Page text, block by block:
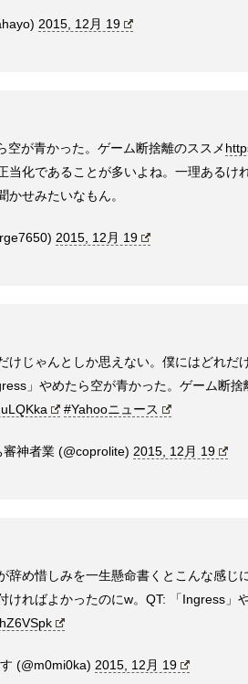
2015, 12月 19
空が青かった。ゲーム断捨離のススメ
当化であることが多いよね。一理あるけ
かせみたいなもん。
2015, 12月 19
けじゃんとしか思えない。僕にはどれだ
」やめたら空が青かった。ゲーム断
#Yahooニュース
神者業 (@coprolite) 2015, 12月 19
辞め惜しみを一生懸命書くとこんな感じ
ければよかったのにw。QT: 「Ingress」
(@m0mi0ka) 2015, 12月 19